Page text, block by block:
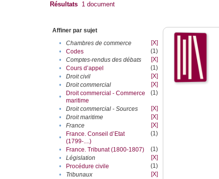
Résultats 1 document
Affiner par sujet
•
Chambres de commerce
[X]
•
Codes
(1)
•
Comptes-rendus des débats
[X]
•
Cours d’appel
(1)
•
Droit civil
[X]
•
Droit commercial
[X]
•
Droit commercial - Commerce
maritime
(1)
• Droit commercial - Sources
[X]
•
Droit maritime
[X]
•
France
[X]
•
France. Conseil d’Etat
(1799-....)
(1)
• France. Tribunat (1800-1807)
(1)
•
Législation
[X]
•
Procédure civile
(1)
•
Tribunaux
[X]